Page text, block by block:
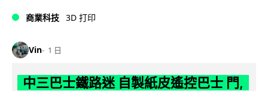
商業科技 3D 打印
Vin 1 日
中三巴士鐵路迷 自製紙皮遙控巴士 門,